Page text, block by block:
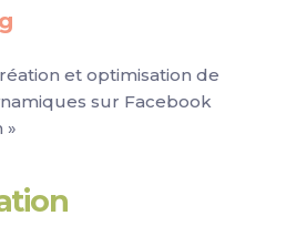
et optimisation de
sur Facebook
»